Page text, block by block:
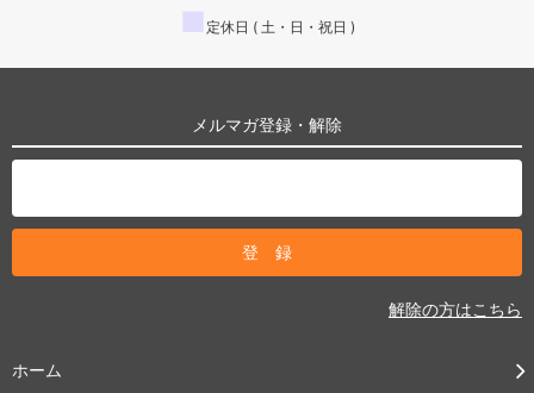
■ 定休日 ( 土・日・祝日 )
メルマガ登録・解除
解除の方はこちら
ホーム